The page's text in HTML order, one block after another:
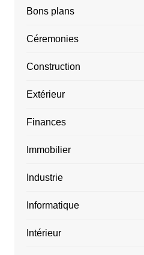
Bons plans
Céremonies
Construction
Extérieur
Finances
Immobilier
Industrie
Informatique
Intérieur